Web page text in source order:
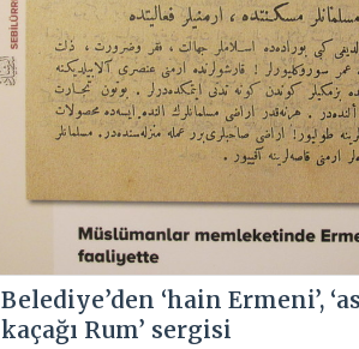
Belediye’den ‘hain Ermeni’,
kaçağı Rum’ sergisi